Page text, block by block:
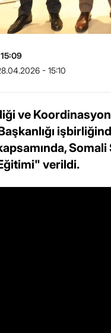
- 15:10
ve Koordinasyon
verildi.